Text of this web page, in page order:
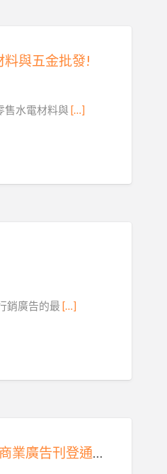
料與五金批發!
售水電材料與 […]
銷廣告的最 […]
免費廣告網推薦 taiwanb2b , 各種商業廣告刊登通通免費